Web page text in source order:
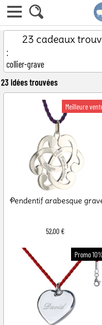
23 cadeaux
:
collier-grave
23 idées trouvées
Pendentif arabesque
52,00 €